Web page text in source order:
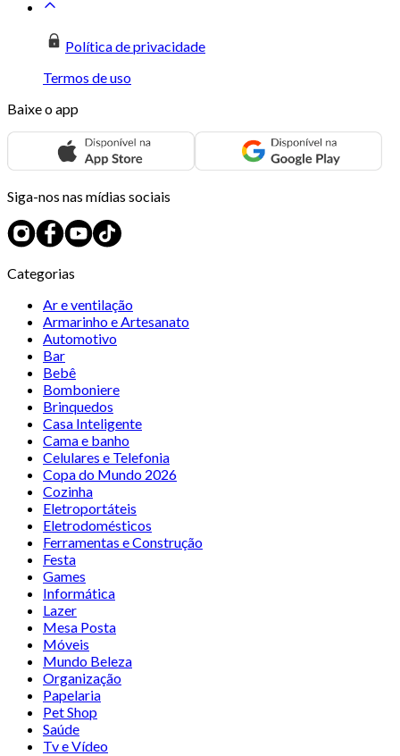
Política de privacidade
Termos de uso
Baixe o app
Siga-nos nas mídias sociais
Categorias
Ar e ventilação
Armarinho e Artesanato
Automotivo
Bar
Bebê
Bomboniere
Brinquedos
Casa Inteligente
Cama e banho
Celulares e Telefonia
Copa do Mundo 2026
Cozinha
Eletroportáteis
Eletrodomésticos
Ferramentas e Construção
Festa
Games
Informática
Lazer
Mesa Posta
Móveis
Mundo Beleza
Organização
Papelaria
Pet Shop
Saúde
Tv e Vídeo